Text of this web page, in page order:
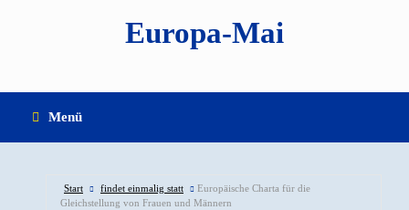
Europa-Mai
Menü
Start findet einmalig statt
Europäische Charta für die
Gleichstellung von Frauen und Männern